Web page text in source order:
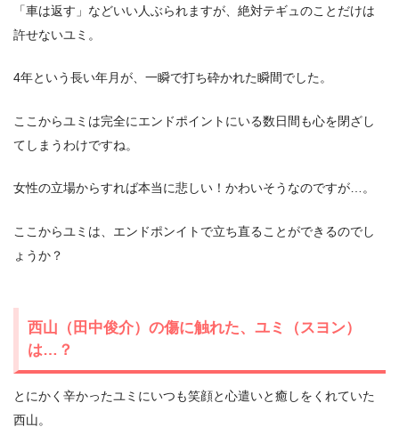
「車は返す」などいい人ぶられますが、絶対テギュのことだけは
許せないユミ。
4年という長い年月が、一瞬で打ち砕かれた瞬間でした。
ここからユミは完全にエンドポイントにいる数日間も心を閉ざし
てしまうわけですね。
女性の立場からすれば本当に悲しい！かわいそうなのですが…。
ここからユミは、エンドポンイトで立ち直ることができるのでし
ょうか？
西山（田中俊介）の傷に触れた、ユミ（スヨン）
は…？
とにかく辛かったユミにいつも笑顔と心遣いと癒しをくれていた
西山。